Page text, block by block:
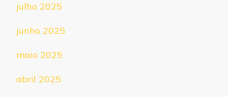
julho 2025
junho 2025
maio 2025
abril 2025